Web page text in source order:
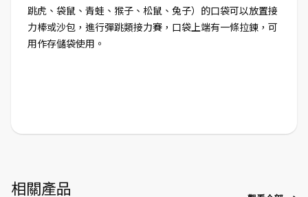
跳虎、袋鼠、青蛙、猴子、松鼠、兔子）的口袋可以放置接
力棒或沙包，進行彈跳類接力賽，口袋上端有一條拉鍊，可
用作存儲袋使用。
相關產品